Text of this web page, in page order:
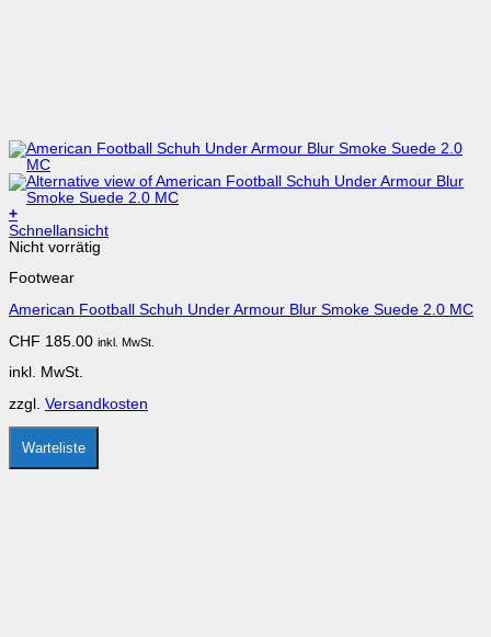
+
Dieses
Produkt
mehrere
auf.
Optionen
auf
Produktseite
gewählt
werden
Schnellansicht
Nicht vorrätig
Footwear
American Football Schuh Under Armour Blur Smoke Suede 2.0 MC
CHF 185.00 inkl. MwSt.
inkl. MwSt.
zzgl. Versandkosten
Warteliste